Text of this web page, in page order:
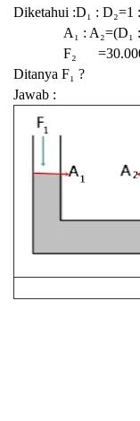
Diketahui :D₁ : D₂=1
A₁ : A₂=(D₁
F₂ =30.000
Ditanya F₁ ?
Jawab :